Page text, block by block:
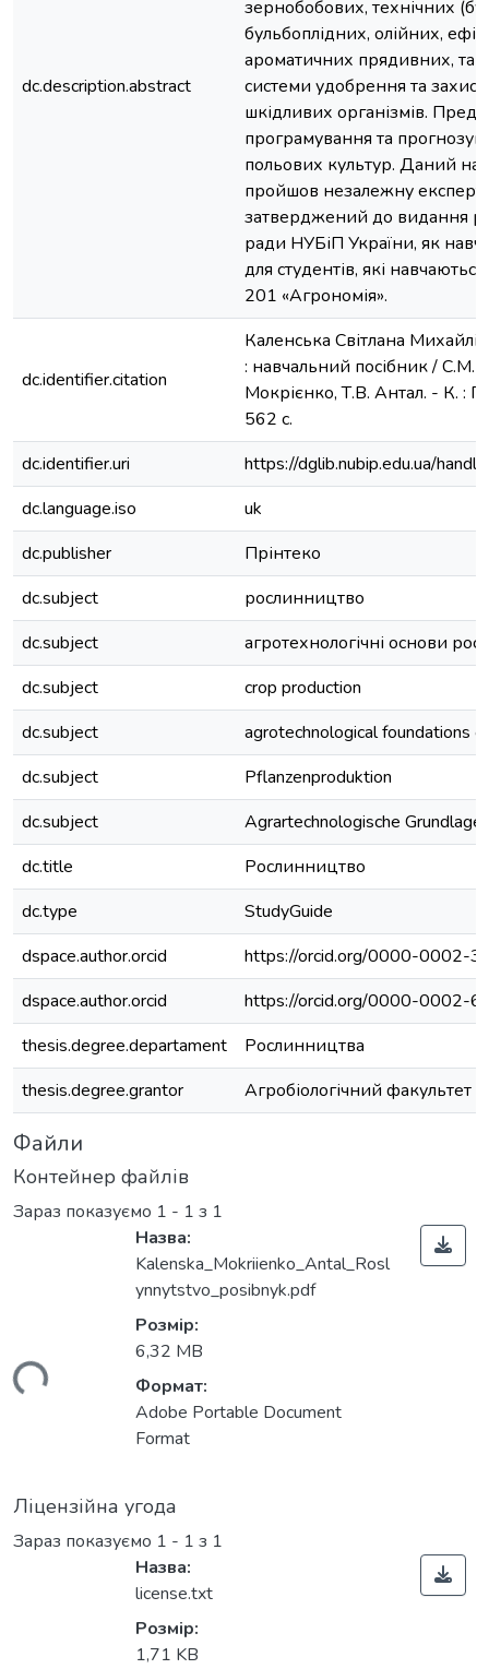
dc.description.abstract
зернобобових, технічних
бульбоплідних, олійних,
ароматичних прядивних, та
системи удобрення та
шкідливих організмів.
програмування та
польових культур. Даний
пройшов незалежну
затверджений до видання
ради НУБіП України, як
для студентів, які
201 «Агрономія».
dc.identifier.citation
Каленська Світлана
: навчальний посібник / С.М.
Мокрієнко, Т.В. Антал. - К. :
562 с.
dc.identifier.uri
https://dglib.nubip.edu.ua/
dc.language.iso
uk
dc.publisher
Прінтеко
dc.subject
рослинництво
dc.subject
агротехнологічні основи
dc.subject
crop production
dc.subject
agrotechnological foundations
dc.subject
Pflanzenproduktion
dc.subject
Agrartechnologische
dc.title
Рослинництво
dc.type
StudyGuide
dspace.author.orcid
https://orcid.org/0000-0002-
dspace.author.orcid
https://orcid.org/0000-0002-
thesis.degree.departament
Рослинництва
thesis.degree.grantor
Агробіологічний факультет
Файли
Контейнер файлів
Зараз показуємо 1 - 1 з 1
Назва:
Kalenska_Mokriienko_Antal_Rosl
ynnytstvo_posibnyk.pdf
Розмір:
6,32 MB
Формат:
Adobe Portable Document
Format
Ліцензійна угода
Зараз показуємо 1 - 1 з 1
Назва:
license.txt
Розмір:
1,71 KB